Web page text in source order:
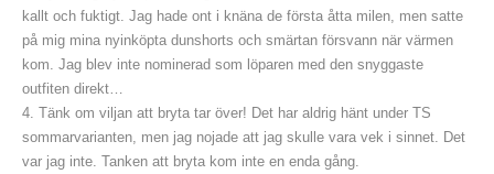
kallt och fuktigt. Jag hade ont i knäna de första åtta milen, men satte
på mig mina nyinköpta dunshorts och smärtan försvann när värmen
kom. Jag blev inte nominerad som löparen med den snyggaste
outfiten direkt…
Tänk om viljan att bryta tar över! Det har aldrig hänt under TS
sommarvarianten, men jag nojade att jag skulle vara vek i sinnet. Det
var jag inte. Tanken att bryta kom inte en enda gång.